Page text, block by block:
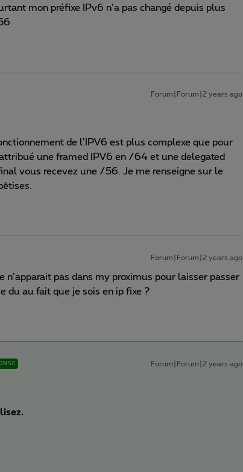
mon préfixe IPv6 n’a pas changé depuis plus
Forum|Forum|2 years ago
de l’IPV6 est plus complexe que pour
une framed IPV6 en /64 et une delegated
vous recevez une /56. Je me renseigne sur le
Forum|Forum|2 years ago
pas dans my proximus pour laisser passer
du au fait que je sois en ip fixe ?
Forum|Forum|2 years ago